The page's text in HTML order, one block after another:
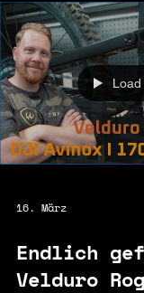
unterzogen.
alles, was du
dieses Motors
musst. Die M2S
Sie liefert 1300
16. März
Endlich
Velduro